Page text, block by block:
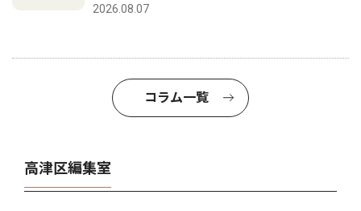
2026.08.07
コラム一覧
高津区編集室